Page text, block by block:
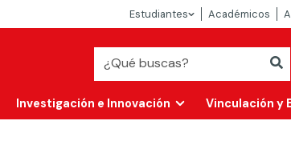
Estudiantes Académicos
Investigación e Innovación Vinculación y